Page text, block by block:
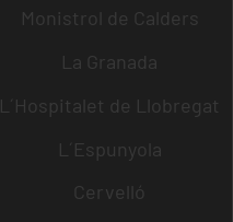
Monistrol de Calders
La Granada
L´Hospitalet de Llobregat
L´Espunyola
Cervelló